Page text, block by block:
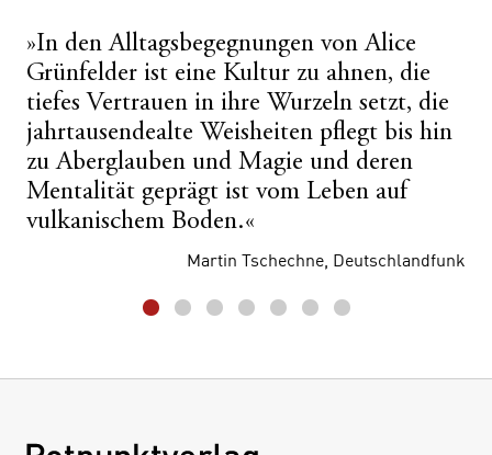
Jahres aus unabhängigen Verlagen« 2022.
»In den Alltagsbegegnungen von Alice
Grünfelder ist eine Kultur zu ahnen, die
tiefes Vertrauen in ihre Wurzeln setzt, die
jahrtausendealte Weisheiten pflegt bis hin
zu Aberglauben und Magie und deren
Mentalität geprägt ist vom Leben auf
vulkanischem Boden.«
Martin Tschechne, Deutschlandfunk